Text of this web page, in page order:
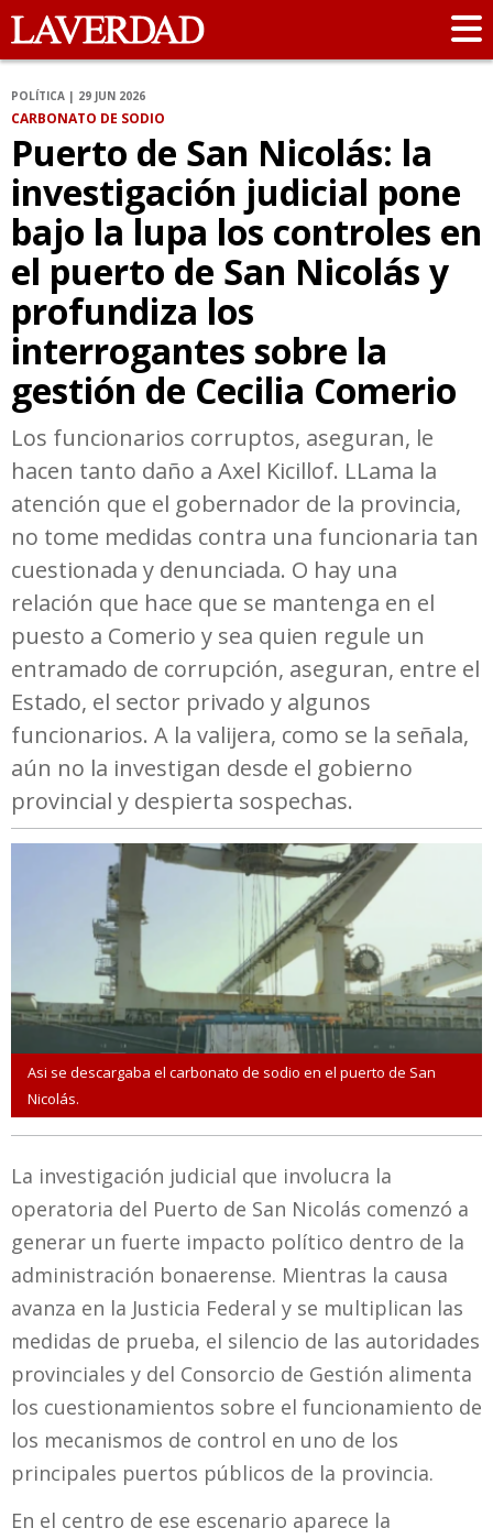
POLÍTICA | 29 JUN 2026
CARBONATO DE SODIO
Puerto de San Nicolás: la
investigación judicial pone
bajo la lupa los controles en
el puerto de San Nicolás y
profundiza los
interrogantes sobre la
gestión de Cecilia Comerio
Los funcionarios corruptos, aseguran, le
hacen tanto daño a Axel Kicillof. LLama la
atención que el gobernador de la provincia,
no tome medidas contra una funcionaria tan
cuestionada y denunciada. O hay una
relación que hace que se mantenga en el
puesto a Comerio y sea quien regule un
entramado de corrupción, aseguran, entre el
Estado, el sector privado y algunos
funcionarios. A la valijera, como se la señala,
aún no la investigan desde el gobierno
provincial y despierta sospechas.
Asi se descargaba el carbonato de sodio en el puerto de San
Nicolás.
La investigación judicial que involucra la
operatoria del Puerto de San Nicolás comenzó a
generar un fuerte impacto político dentro de la
administración bonaerense. Mientras la causa
avanza en la Justicia Federal y se multiplican las
medidas de prueba, el silencio de las autoridades
provinciales y del Consorcio de Gestión alimenta
los cuestionamientos sobre el funcionamiento de
los mecanismos de control en uno de los
principales puertos públicos de la provincia.
En el centro de ese escenario aparece la